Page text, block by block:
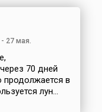
27 мая.
70 дней
в
лун...